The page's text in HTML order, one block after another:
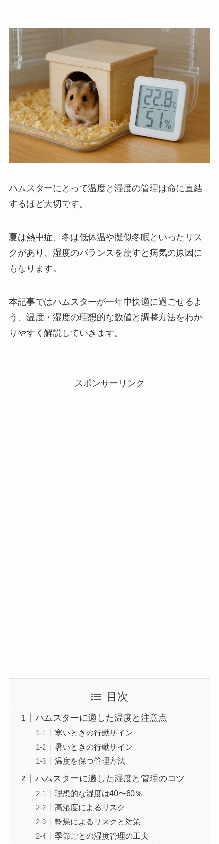
ハムスターにとって温度と湿度の管理は命に直結
するほど大切です。
夏は熱中症、冬は低体温や擬似冬眠といったリス
クがあり、湿度のバランスを崩すと病気の原因に
もなります。
本記事ではハムスターが一年中快適に過ごせるよ
う、温度・湿度の理想的な数値と調整方法をわか
りやすく解説していきます。
スポンサーリンク
目次
ハムスターに適した温度と注意点
寒いときの行動サイン
暑いときの行動サイン
温度を保つ管理方法
ハムスターに適した湿度と管理のコツ
理想的な湿度は40〜60％
高湿度によるリスク
乾燥によるリスクと対策
季節ごとの湿度管理の工夫